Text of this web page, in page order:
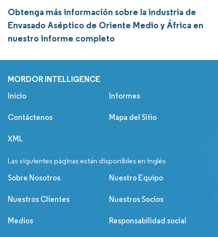
Obtenga más información sobre la industria de
Envasado Aséptico de Oriente Medio y África en
nuestro informe completo
MORDOR INTELLIGENCE
Inicio Informes
Contáctenos Mapa del Sitio
XML
Las siguientes páginas están disponibles en inglés
Sobre Nosotros Nuestro Equipo
Nuestros Clientes Nuestros Socios
Medios Responsabilidad social